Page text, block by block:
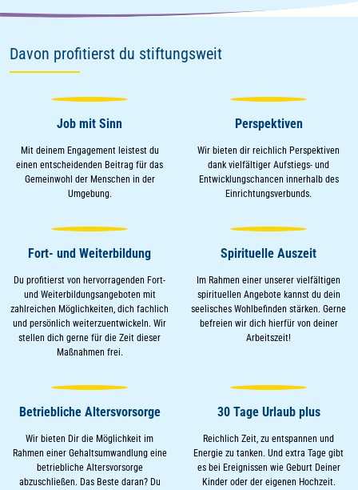
Davon profitierst du stiftungsweit
Job mit Sinn
Mit deinem Engagement leistest du
einen entscheidenden Beitrag für das
Gemeinwohl der Menschen in der
Umgebung.
Perspektiven
Wir bieten dir reichlich Perspektiven
dank vielfältiger Aufstiegs- und
Entwicklungschancen innerhalb des
Einrichtungsverbunds.
Fort- und Weiterbildung
Du profitierst von hervorragenden Fort-
und Weiterbildungsangeboten mit
zahlreichen Möglichkeiten, dich fachlich
und persönlich weiterzuentwickeln. Wir
stellen dich gerne für die Zeit dieser
Maßnahmen frei.
Spirituelle Auszeit
Im Rahmen einer unserer vielfältigen
spirituellen Angebote kannst du dein
seelisches Wohlbefinden stärken. Gerne
befreien wir dich hierfür von deiner
Arbeitszeit!
Betriebliche Altersvorsorge
Wir bieten Dir die Möglichkeit im
Rahmen einer Gehaltsumwandlung eine
betriebliche Altersvorsorge
abzuschließen. Das Beste daran? Du
30 Tage Urlaub plus
Reichlich Zeit, zu entspannen und
Energie zu tanken. Und extra Tage gibt
es bei Ereignissen wie Geburt Deiner
Kinder oder der eigenen Hochzeit.